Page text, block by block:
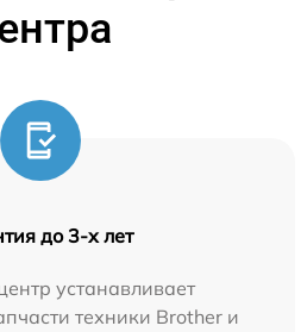
до 3-х лет
устанавливает
техники Brother и